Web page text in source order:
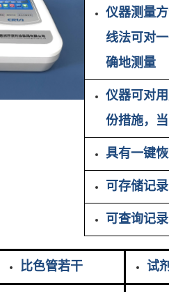
仪器测量
线法可对
确地测量
仪器可对
份措施，
具有一键
可存储记
可查询记
比色管若干 试